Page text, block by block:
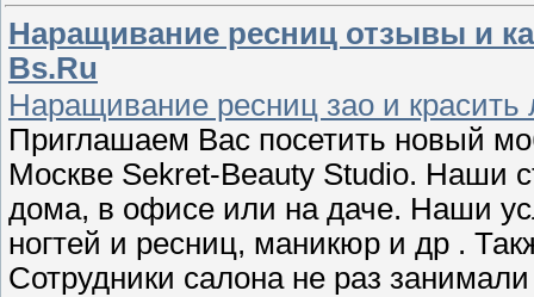
Наращивание ресниц отзывы и
Bs.Ru
Наращивание ресниц зао и красить
Приглашаем Вас посетить новый
Москве Sekret-Beauty Studio. Наши
дома, в офисе или на даче. Наши
ногтей и ресниц, маникюр и др .
Сотрудники салона не раз